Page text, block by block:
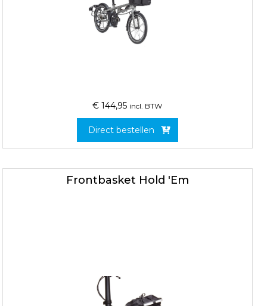
€ 144,95 incl. BTW
Direct bestellen
Frontbasket Hold 'Em